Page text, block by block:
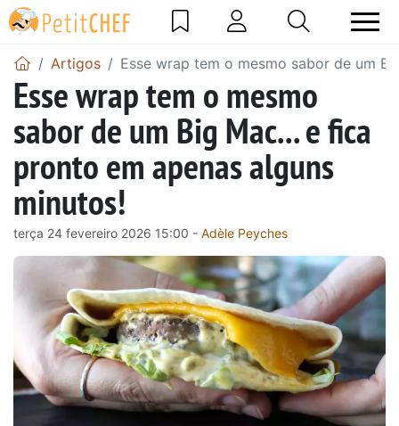
Artigos Esse wrap tem o mesmo sabor de um
Esse wrap tem o mesmo
sabor de um Big Mac... e fica
pronto em apenas alguns
minutos!
terça 24 fevereiro 2026 15:00 - Adèle Peyches